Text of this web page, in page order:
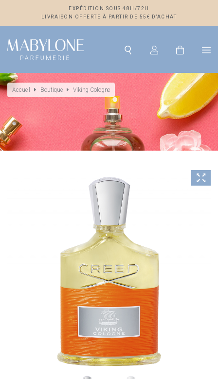
EXPÉDITION SOUS 48H/72H
LIVRAISON OFFERTE À PARTIR DE 55€ D’ACHAT
Accueil Boutique Viking Cologne